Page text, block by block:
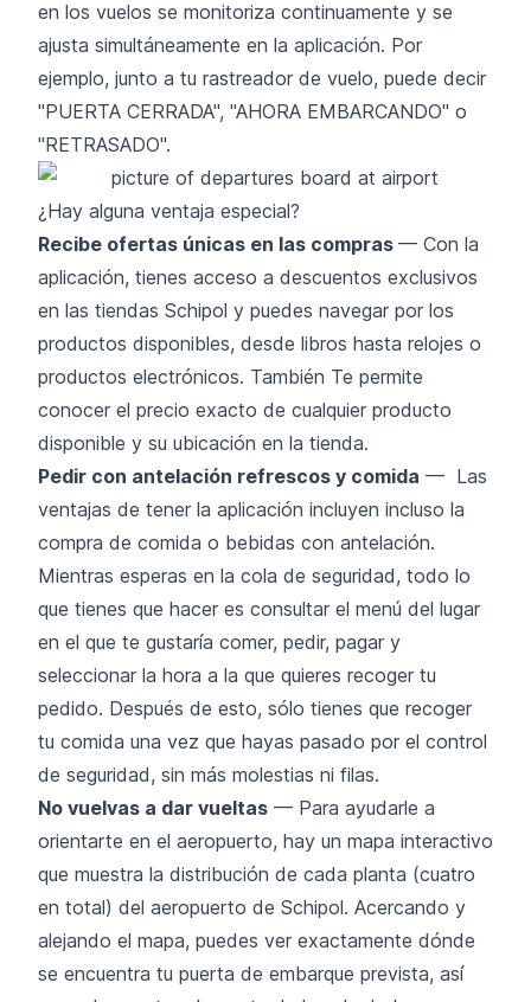
en los vuelos se monitoriza continuamente y se
ajusta simultáneamente en la aplicación. Por
ejemplo, junto a tu rastreador de vuelo, puede decir
"PUERTA CERRADA", "AHORA EMBARCANDO" o
"RETRASADO".
¿Hay alguna ventaja especial?
Recibe ofertas únicas en las compras — Con la
aplicación, tienes acceso a descuentos exclusivos
en las tiendas Schipol y puedes navegar por los
productos disponibles, desde libros hasta relojes o
productos electrónicos. También Te permite
conocer el precio exacto de cualquier producto
disponible y su ubicación en la tienda.
Pedir con antelación refrescos y comida — Las
ventajas de tener la aplicación incluyen incluso la
compra de comida o bebidas con antelación.
Mientras esperas en la cola de seguridad, todo lo
que tienes que hacer es consultar el menú del lugar
en el que te gustaría comer, pedir, pagar y
seleccionar la hora a la que quieres recoger tu
pedido. Después de esto, sólo tienes que recoger
tu comida una vez que hayas pasado por el control
de seguridad, sin más molestias ni filas.
No vuelvas a dar vueltas — Para ayudarle a
orientarte en el aeropuerto, hay un mapa interactivo
que muestra la distribución de cada planta (cuatro
en total) del aeropuerto de Schipol. Acercando y
alejando el mapa, puedes ver exactamente dónde
se encuentra tu puerta de embarque prevista, así